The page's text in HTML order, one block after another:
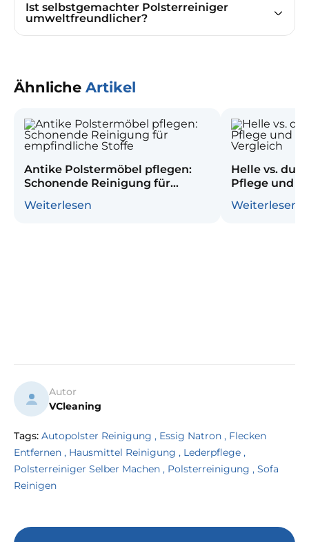
Ist selbstgemachter Polsterreiniger
umweltfreundlicher?
Ähnliche Artikel
Antike Polstermöbel pflegen:
Schonende Reinigung für
Weiterlesen
Helle vs.
Pflege und
Weiterlesen
Autor
VCleaning
Tags: Autopolster Reinigung , Essig Natron , Flecken
Entfernen , Hausmittel Reinigung , Lederpflege ,
Polsterreiniger Selber Machen , Polsterreinigung , Sofa
Reinigen